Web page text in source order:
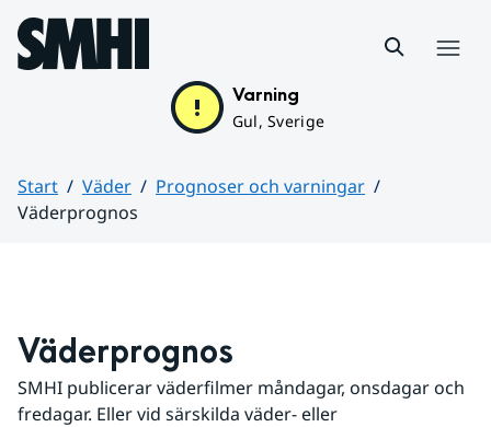
Hoppa till sidans innehåll
Varning
Gul, Sverige
Start Väder
Prognoser och varningar
Väderprognos
Väderprognos
SMHI publicerar väderfilmer måndagar, onsdagar och
fredagar. Eller vid särskilda väder- eller